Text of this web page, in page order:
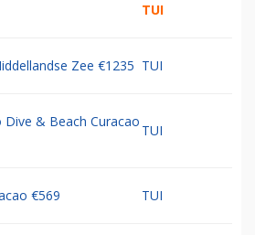
TUI
Zee €1235 TUI
Dive & Beach Curacao
TUI
€569 TUI